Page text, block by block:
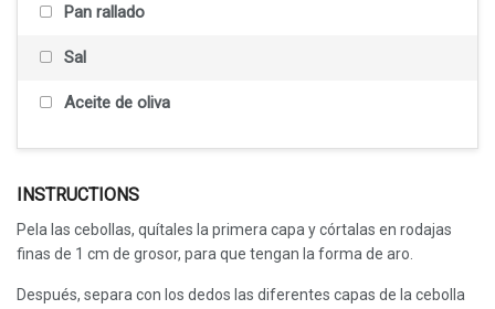
Pan rallado
Sal
Aceite de oliva
INSTRUCTIONS
Pela las cebollas, quítales la primera capa y córtalas en rodajas
finas de 1 cm de grosor, para que tengan la forma de aro.
Después, separa con los dedos las diferentes capas de la cebolla